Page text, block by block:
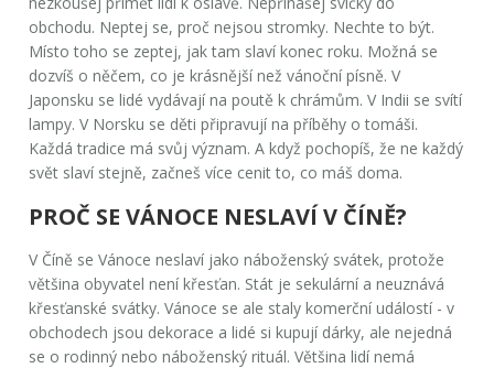
obchodu. Neptej se, proč nejsou stromky. Nechte to být.
Místo toho se zeptej, jak tam slaví konec roku. Možná se
dozvíš o něčem, co je krásnější než vánoční písně. V
Japonsku se lidé vydávají na poutě k chrámům. V Indii se svítí
lampy. V Norsku se děti připravují na příběhy o tomáši.
Každá tradice má svůj význam. A když pochopíš, že ne každý
svět slaví stejně, začneš více cenit to, co máš doma.
PROČ SE VÁNOCE NESLAVÍ V ČÍNĚ?
V Číně se Vánoce neslaví jako náboženský svátek, protože
většina obyvatel není křesťan. Stát je sekulární a neuznává
křesťanské svátky. Vánoce se ale staly komerční událostí - v
obchodech jsou dekorace a lidé si kupují dárky, ale nejedná
se o rodinný nebo náboženský rituál. Většina lidí nemá